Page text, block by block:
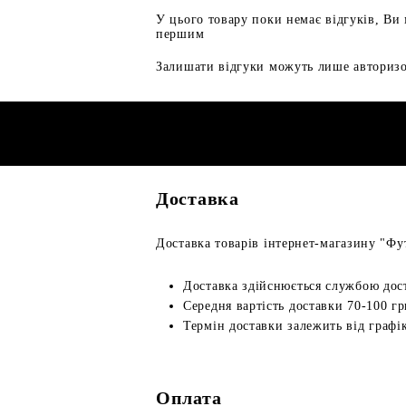
У цього товару поки немає відгуків,
першим
Залишати відгуки можуть лише
Доставка
Доставка товарів інтернет-магазину
Доставка здійснюється службою
Середня вартість доставки 70-100
Термін доставки залежить від
Оплата